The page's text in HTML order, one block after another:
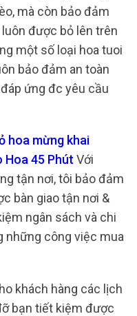
mà còn bảo đảm
được bỏ lên trên
một số loại hoa tuoi
bảo đảm an toàn
ứng đc yêu cầu
hoa mừng khai
Hoa 45 Phút Với
tận nơi, tôi bảo đảm
bàn giao tận nơi &
ngân sách và chi
những công việc mua
khách hàng các lịch
bạn tiết kiệm được